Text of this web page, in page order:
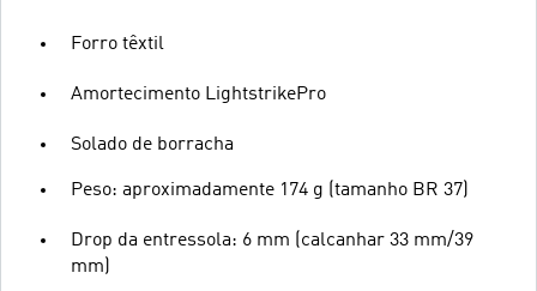
Forro têxtil
Amortecimento LightstrikePro
Solado de borracha
Peso: aproximadamente 174 g (tamanho BR 37)
Drop da entressola: 6 mm (calcanhar 33 mm/39
mm)